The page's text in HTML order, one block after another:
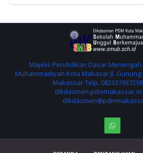
Majelis Pendidikan Dasar
Muhammadiyah Kota Makasar Jl. Gunung
Makassar Telp.